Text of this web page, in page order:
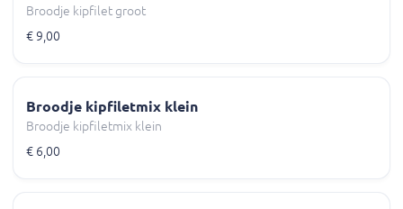
Broodje kipfilet groot
€ 9,00
Broodje kipfiletmix klein
Broodje kipfiletmix klein
€ 6,00